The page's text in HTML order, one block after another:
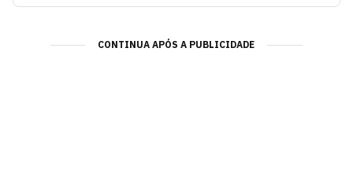
CONTINUA APÓS A PUBLICIDADE